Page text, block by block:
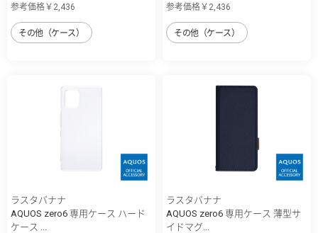
参考価格￥2,436
その他（ケース）
参考価格￥2,436
その他（ケース）
ラスタバナナ
AQUOS zero6 専用ケース ハード
ケース ...
ラスタバナナ
AQUOS zero6 専用ケース 薄型サ
イドマグ...